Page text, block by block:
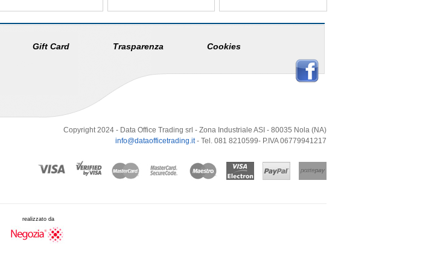
Gift Card Trasparenza Cookies
Copyright 2024 - Data Office Trading srl - Zona Industriale ASI - 80035 Nola (NA)
info@dataofficetrading.it- Tel. 081 8210599- P.IVA 06779941217
realizzato da